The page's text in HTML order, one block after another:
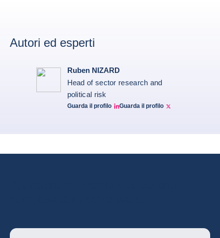
Autori ed esperti
Ruben NIZARD
Head of sector research and
political risk
Guarda il profilo
Ruben Nizard linkedinGuarda il profilo
Ruben Nizard twitter